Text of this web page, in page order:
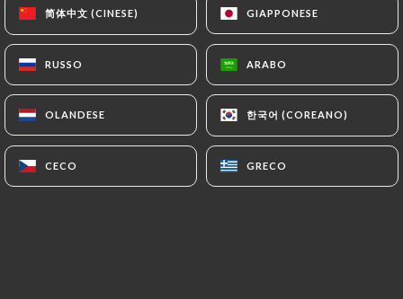
简体中文 (CINESE) GIAPPONESE
RUSSO ARABO
OLANDESE 한국어 (COREANO)
CECO GRECO
简体中文 (CINESE) GIAPPONESE
RUSSO ARABO
OLANDESE 한국어 (COREANO)
CECO GRECO